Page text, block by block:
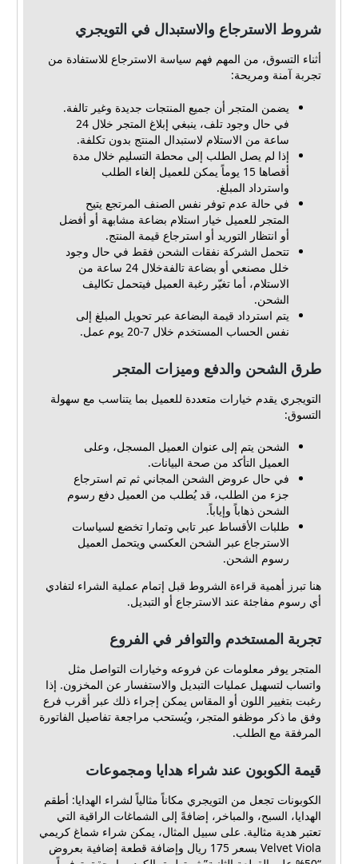
شروط الاسترجاع والاستبدال في التويجري
أثناء التسوق، من المهم فهم سياسة الاسترجاع للاستفادة من
تجربة آمنة ومريحة:
يضمن المتجر أن جميع المنتجات جديدة وغير تالفة.
في حال وجود تلف، ينبغي إبلاغ المتجر خلال 24
ساعة من الاستلام لاستبدال المنتج بدون تكلفة.
إذا لم يصل الطلب إلى محطة التسليم خلال مدة
أقصاها 15 يوماً يمكن للعميل إلغاء الطلب
واسترداد المبلغ.
في حالة عدم توفر نفس الصنف المرتجع يتيح
المتجر للعميل خيار استلام بضاعة مشابهة أو أفضل
أو انتظار التوريد أو استرجاع قيمة المنتج.
تتحمل الشركة نفقات الشحن فقط في حال وجود
خلل مصنعي أو بضاعة تالفةخلال 24 ساعة من
الاستلام، أما تغيّر رغبة العميل فيتحمل تكاليف
الشحن.
يتم استرداد قيمة البضاعة عبر تحويل المبلغ إلى
نفس الحساب المستخدم خلال 7-20 يوم عمل.
طرق الشحن والدفع وميزات المتجر
التويجري يقدم خيارات متعددة للعميل بما يتناسب مع سهولة
التسوق:
الشحن يتم إلى عنوان العميل المسجل، وعلى
العميل التأكد من صحة البيانات.
في حال عروض الشحن المجاني ثم تم استرجاع
جزء من الطلب، قد يُطلب من العميل دفع رسوم
الشحن ذهاباً وإياباً.
طلبات الأقساط عبر تابي وتمارا تخضع لسياسات
الاسترجاع عبر الشحن العكسي ويتحمل العميل
رسوم الشحن.
هنا تبرز أهمية قراءة الشروط قبل إتمام عملية الشراء لتفادي
أي رسوم مفاجئة عند الاسترجاع أو التبديل.
تجربة المستخدم والتوافر في الفروع
المتجر يوفر معلومات عن فروعه وخيارات التواصل مثل
واتساب لتسهيل عمليات التبديل والاستفسار عن المخزون. إذا
رغبت بتغيير اللون أو المقاس يمكن إجراء ذلك عبر أقرب فرع
وفق ما ذكر موظفو المتجر، ويُستحب مراجعة تفاصيل الفاتورة
المرفقة مع الطلب.
قيمة الكوبون عند شراء هدايا ومجموعات
الكوبونات تجعل من التويجري مكاناً مثالياً لشراء الهدايا: أطقم
الهدايا، السبح، والمباخر، إضافةً إلى الشماغات الراقية التي
تعتبر هدية مثالية. على سبيل المثال، يمكن شراء شماغ كريمي
Velvet Viola بسعر 175 ريال وإضافة قطعة إضافية بعروض